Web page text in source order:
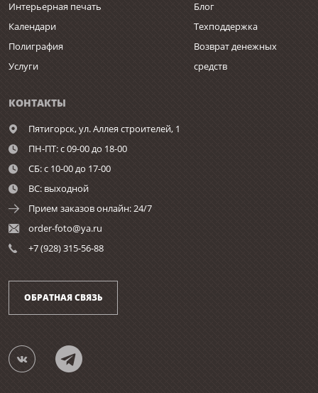
Интерьерная печать
Календари
Полиграфия
Услуги
Блог
Техподдержка
Возврат денежных
средств
КОНТАКТЫ
Пятигорск,ул. Аллея строителей, 1
ПН-ПТ: с 09-00 до 18-00
СБ: с 10-00 до 17-00
ВС: выходной
Прием заказов онлайн: 24/7
order-foto@ya.ru
+7 (928) 315-56-88
ОБРАТНАЯ СВЯЗЬ